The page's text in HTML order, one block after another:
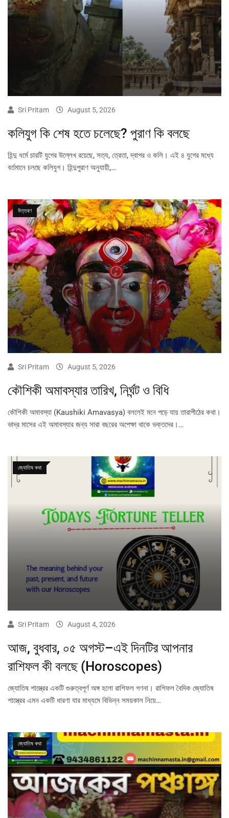
Sri Pritam August 5, 2026
কলিযুগ কি শেষ হতে চলেছে? পুরাণ কি বলছে
হিন্দু ধর্মে চারটি যুগের উল্লেখ রয়েছে, সত্য, ত্রেতা, দ্বাপর ও কলি। এই ৪ যুগের মধ্যে
বর্তমানে চলছে কলিযুগ। হিন্দুপুরাণ অনুযায়ী,…
উত্তরণ
Sri Pritam August 5, 2026
কৌশিকী অমাবস্যার তারিখ, নির্ঘন্ট ও বিধি
কৌশিকী অমাবস্যা (Kaushiki Amavasya) বললেই মনে পড়ে যায় তারাপীঠের কথা।
ভাদ্র মাসের এই অমাবস্যার জন্য সারা বছরের অপেক্ষা থাকে ভক্তদের।…
জ্যোতিষ কথা
Sri Pritam August 4, 2026
আজ, বুধবার, ০৫ অগস্ট–এই দিনটির আপনার
রাশিফল কী বলছে (Horoscopes)
জ্যোতিষ শাস্ত্রের একটি গুরুত্বপূর্ণ অঙ্গ হলো রাশিফল গণনা। রাশিফল বৈদিক জ্যোতিষ
শাস্ত্রের এমন একটি ধারণা যার মাধ্যমে বিভিন্ন সময়কাল নিয়ে…
জ্যোতিষ কথা